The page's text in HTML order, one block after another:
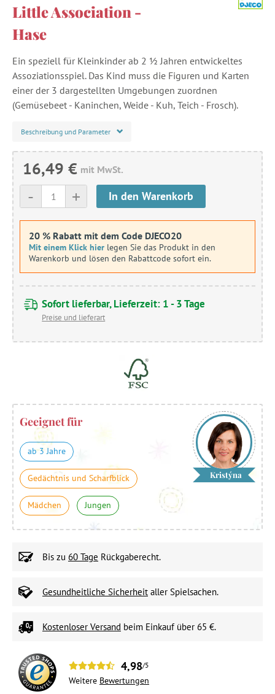
Little Association -
Hase
Ein speziell für Kleinkinder ab 2 ½ Jahren entwickeltes
Assoziationsspiel. Das Kind muss die Figuren und Karten
einer der 3 dargestellten Umgebungen zuordnen
(Gemüsebeet - Kaninchen, Weide - Kuh, Teich - Frosch).
Beschreibung und Parameter
16,49 € mit MwSt.
+
- In den Warenkorb
20 % Rabatt mit dem Code DJECO20
Mit einem Klick hier legen Sie das Produkt in den
Warenkorb und lösen den Rabattcode sofort ein.
Sofort lieferbar, Lieferzeit: 1 - 3 Tage
Preise und lieferart
Geeignet für
ab 3 Jahre
Gedächtnis und Scharfblick
Mädchen Jungen
Kristýna
Bis zu 60 Tage Rückgaberecht.
Gesundheitliche Sicherheit aller Spielsachen.
Kostenloser Versand beim Einkauf über 65 €.
4,98/5
Weitere Bewertungen